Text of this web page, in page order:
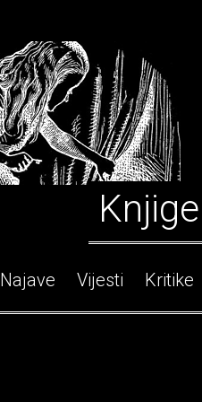
Knjige
Najave Vijesti Kritike